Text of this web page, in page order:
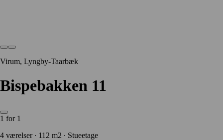
Virum, Lyngby-Taarbæk
Bispebakken 11
1 for 1
4 værelser ∙ 112 m2 ∙ Stueetage